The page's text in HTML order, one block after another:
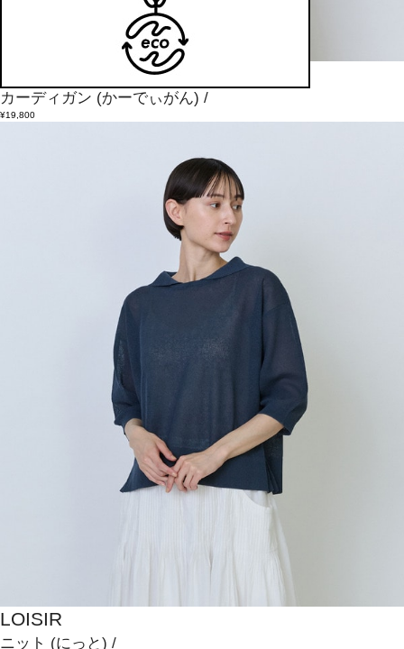
カーディガン (かーでぃがん) /
¥19,800
LOISIR
ニット (にっと) /